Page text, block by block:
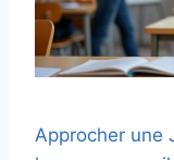
Approcher une